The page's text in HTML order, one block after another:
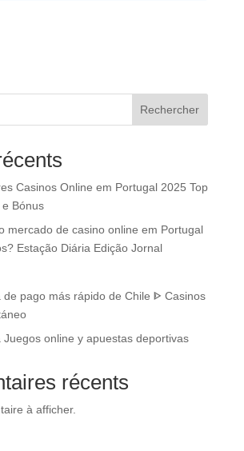
Rechercher
Casinos Online em Portugal 2025 Top
Bónus
mercado de casino online em Portugal
Estação Diária Edição Jornal
de pago más rápido de Chile ᐈ Casinos
online y apuestas deportivas
récents
à afficher.